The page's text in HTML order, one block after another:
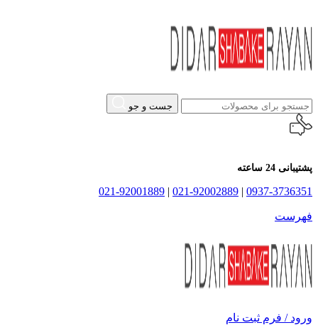
جست و جو
پشتیبانی 24 ساعته
0937-3736351
|
021-92002889
|
021-92001889
فهرست
ورود / فرم ثبت نام